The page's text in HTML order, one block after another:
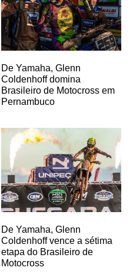
De Yamaha, Glenn
Coldenhoff domina
Brasileiro de Motocross em
Pernambuco
De Yamaha, Glenn
Coldenhoff vence a sétima
etapa do Brasileiro de
Motocross